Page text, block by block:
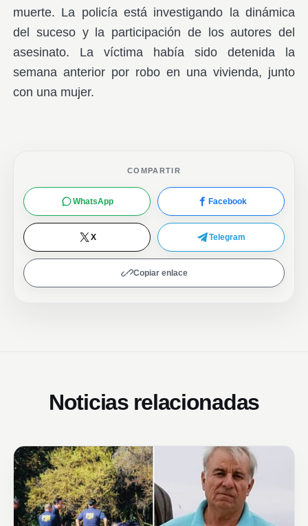
muerte. La policía está investigando la dinámica
del suceso y la participación de los autores del
asesinato. La víctima había sido detenida la
semana anterior por robo en una vivienda, junto
con una mujer.
COMPARTIR
WhatsApp Facebook
X Telegram
Copiar enlace
Noticias relacionadas